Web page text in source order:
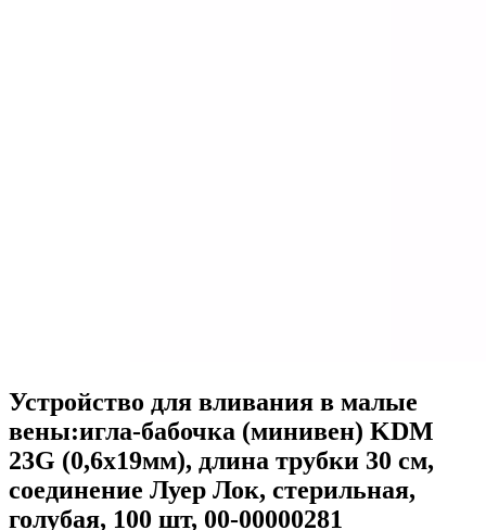
Устройство для вливания в малые
вены:игла-бабочка (минивен) KDM
23G (0,6х19мм), длина трубки 30 см,
соединение Луер Лок, стерильная,
голубая, 100 шт, 00-00000281